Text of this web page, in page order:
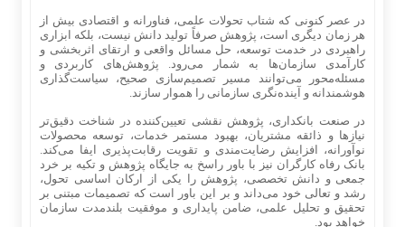
در عصر کنونی که شتاب تحولات علمی، فناورانه و اقتصادی بیش از
هر زمان دیگری است، پژوهش صرفاً تولید دانش نیست، بلکه ابزاری
راهبردی در خدمت توسعه، حل مسائل واقعی و ارتقای اثربخشی و
کارآمدی سازمان‌ها به شمار می‌رود. پژوهش‌های کاربردی و
مسئله‌محور می‌توانند مسیر تصمیم‌سازی صحیح، سیاست‌گذاری
هوشمندانه و آینده‌نگری سازمانی را هموار سازند.
در صنعت بانکداری، پژوهش نقشی تعیین‌کننده در شناخت دقیق‌تر
نیازها و ذائقه مشتریان، بهبود مستمر خدمات، توسعه محصولات
نوآورانه، افزایش رضایت‌مندی و تقویت رقابت‌پذیری ایفا می‌کند.
بانک رفاه کارگران نیز با باور راسخ به جایگاه پژوهش و تکیه بر خرد
جمعی و دانش تخصصی، پژوهش را یکی از ارکان اساسی تحول،
رشد و تعالی خود می‌داند و بر این باور است که تصمیمات مبتنی بر
تحقیق و تحلیل علمی، ضامن پایداری و موفقیت بلندمدت سازمان
خواهد بود.